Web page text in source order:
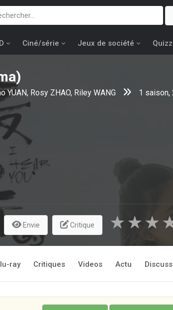
Ciné/série Jeux de société Quizz
YUAN, Rosy ZHAO, Riley WANG 1
Envie Critique ★
★
★
ray Critiques Videos Actu